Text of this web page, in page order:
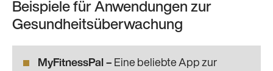
Beispiele für Anwendungen zur
Gesundheitsüberwachung
MyFitnessPal – Eine beliebte App zur